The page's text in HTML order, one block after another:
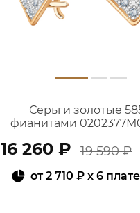
Серьги золотые
фианитами
16 260 ₽ 19 590 ₽
от2 710 ₽ x 6